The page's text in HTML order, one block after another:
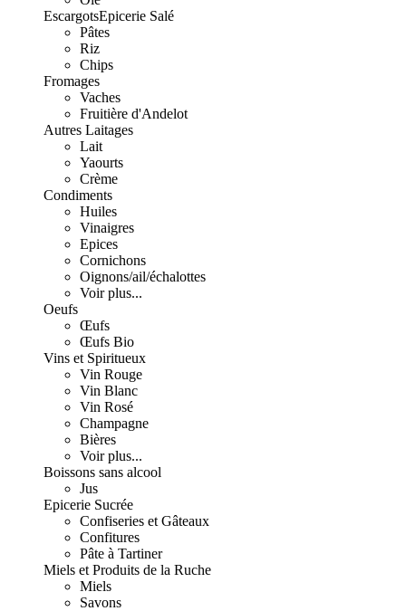
EscargotsEpicerie Salé
Pâtes
Riz
Chips
Fromages
Vaches
Fruitière d'Andelot
Autres Laitages
Lait
Yaourts
Crème
Condiments
Huiles
Vinaigres
Epices
Cornichons
Oignons/ail/échalottes
Voir plus...
Oeufs
Œufs
Œufs Bio
Vins et Spiritueux
Vin Rouge
Vin Blanc
Vin Rosé
Champagne
Bières
Voir plus...
Boissons sans alcool
Jus
Epicerie Sucrée
Confiseries et Gâteaux
Confitures
Pâte à Tartiner
Miels et Produits de la Ruche
Miels
Savons